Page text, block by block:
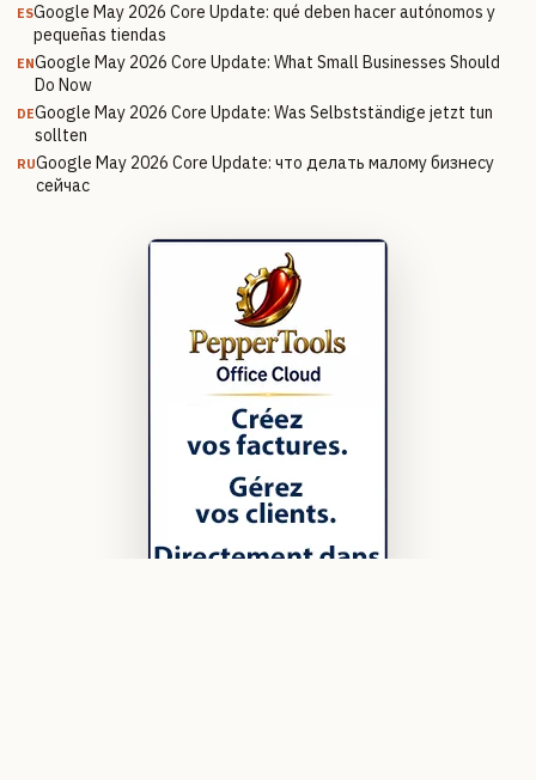
ESGoogle May 2026 Core Update: qué deben hacer autónomos y
pequeñas tiendas
ENGoogle May 2026 Core Update: What Small Businesses Should
Do Now
DEGoogle May 2026 Core Update: Was Selbstständige jetzt tun
sollten
RUGoogle May 2026 Core Update: что делать малому бизнесу
сейчас